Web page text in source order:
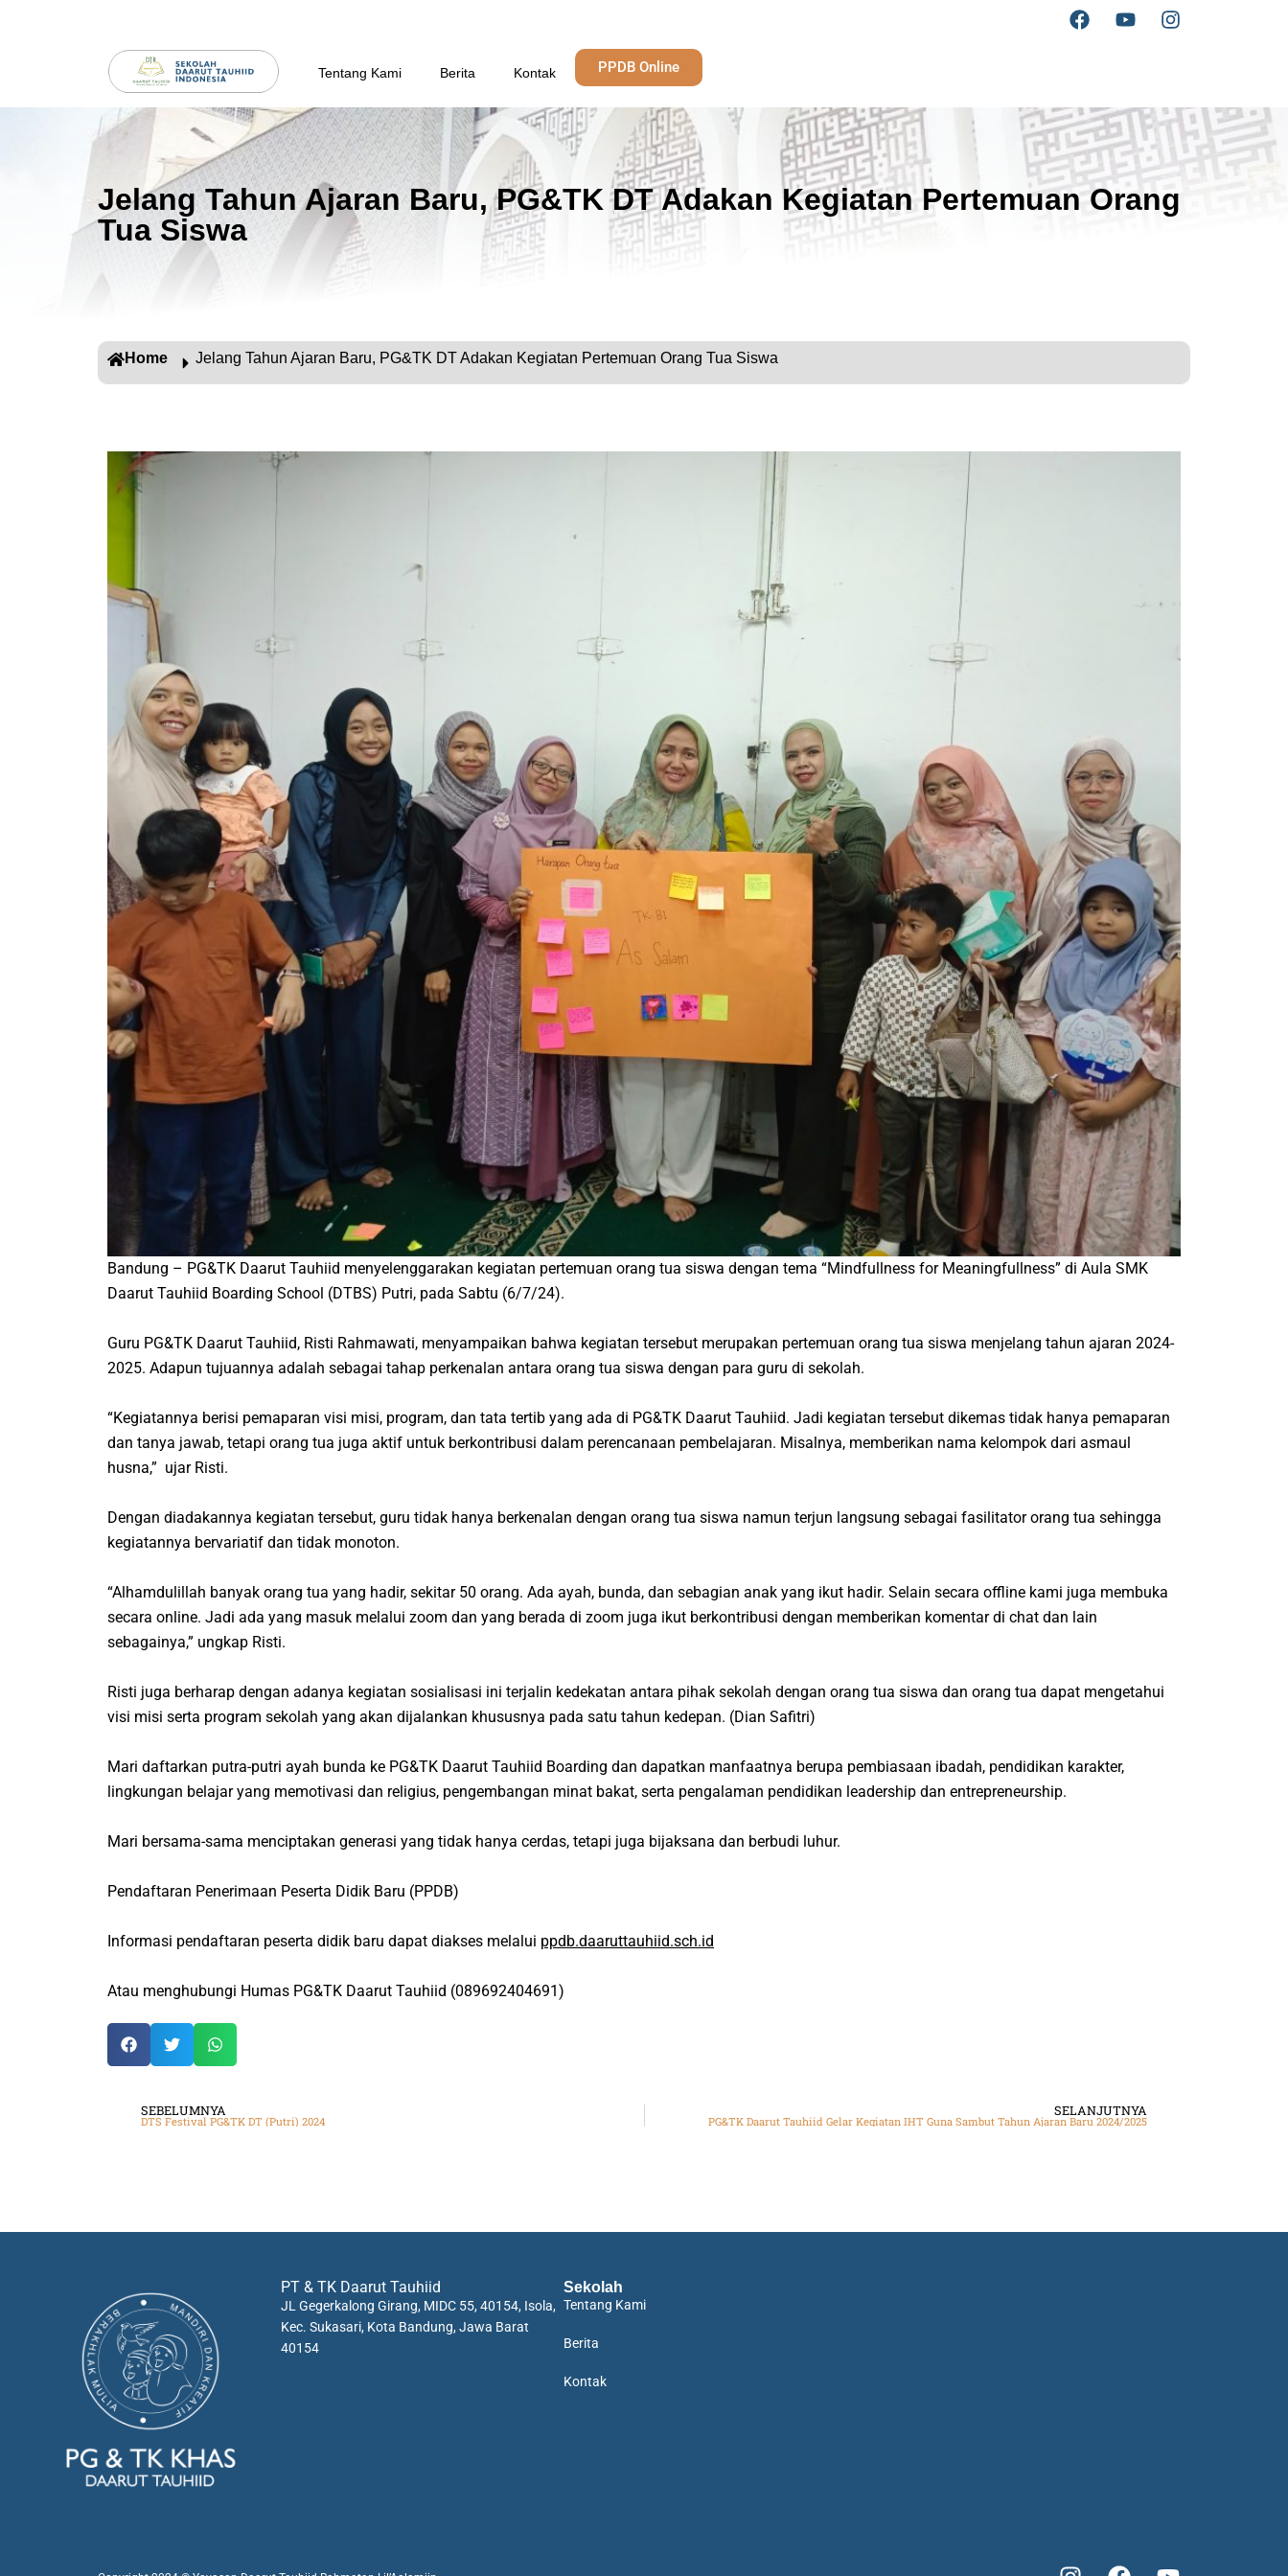
Tentang Kami Berita Kontak PPDB Online
Jelang Tahun Ajaran Baru, PG&TK DT Adakan Kegiatan Pertemuan Orang
Tua Siswa
Home Jelang Tahun Ajaran Baru, PG&TK DT Adakan Kegiatan Pertemuan Orang Tua Siswa
Bandung – PG&TK Daarut Tauhiid menyelenggarakan kegiatan pertemuan orang tua siswa dengan tema “Mindfullness for Meaningfullness” di Aula SMK
Daarut Tauhiid Boarding School (DTBS) Putri, pada Sabtu (6/7/24).
Guru PG&TK Daarut Tauhiid, Risti Rahmawati, menyampaikan bahwa kegiatan tersebut merupakan pertemuan orang tua siswa menjelang tahun ajaran 2024-
2025. Adapun tujuannya adalah sebagai tahap perkenalan antara orang tua siswa dengan para guru di sekolah.
“Kegiatannya berisi pemaparan visi misi, program, dan tata tertib yang ada di PG&TK Daarut Tauhiid. Jadi kegiatan tersebut dikemas tidak hanya pemaparan
dan tanya jawab, tetapi orang tua juga aktif untuk berkontribusi dalam perencanaan pembelajaran. Misalnya, memberikan nama kelompok dari asmaul
husna,” ujar Risti.
Dengan diadakannya kegiatan tersebut, guru tidak hanya berkenalan dengan orang tua siswa namun terjun langsung sebagai fasilitator orang tua sehingga
kegiatannya bervariatif dan tidak monoton.
“Alhamdulillah banyak orang tua yang hadir, sekitar 50 orang. Ada ayah, bunda, dan sebagian anak yang ikut hadir. Selain secara offline kami juga membuka
secara online. Jadi ada yang masuk melalui zoom dan yang berada di zoom juga ikut berkontribusi dengan memberikan komentar di chat dan lain
sebagainya,” ungkap Risti.
Risti juga berharap dengan adanya kegiatan sosialisasi ini terjalin kedekatan antara pihak sekolah dengan orang tua siswa dan orang tua dapat mengetahui
visi misi serta program sekolah yang akan dijalankan khususnya pada satu tahun kedepan. (Dian Safitri)
Mari daftarkan putra-putri ayah bunda ke PG&TK Daarut Tauhiid Boarding dan dapatkan manfaatnya berupa pembiasaan ibadah, pendidikan karakter,
lingkungan belajar yang memotivasi dan religius, pengembangan minat bakat, serta pengalaman pendidikan leadership dan entrepreneurship.
Mari bersama-sama menciptakan generasi yang tidak hanya cerdas, tetapi juga bijaksana dan berbudi luhur.
Pendaftaran Penerimaan Peserta Didik Baru (PPDB)
Informasi pendaftaran peserta didik baru dapat diakses melalui ppdb.daaruttauhiid.sch.id
Atau menghubungi Humas PG&TK Daarut Tauhiid (089692404691)
SEBELUMNYA
DTS Festival PG&TK DT (Putri) 2024
SELANJUTNYA
PG&TK Daarut Tauhiid Gelar Kegiatan IHT Guna Sambut Tahun Ajaran Baru 2024/2025
PT & TK Daarut Tauhiid
JL Gegerkalong Girang, MIDC 55, 40154, Isola,
Kec. Sukasari, Kota Bandung, Jawa Barat
40154
Sekolah
Tentang Kami
Berita
Kontak